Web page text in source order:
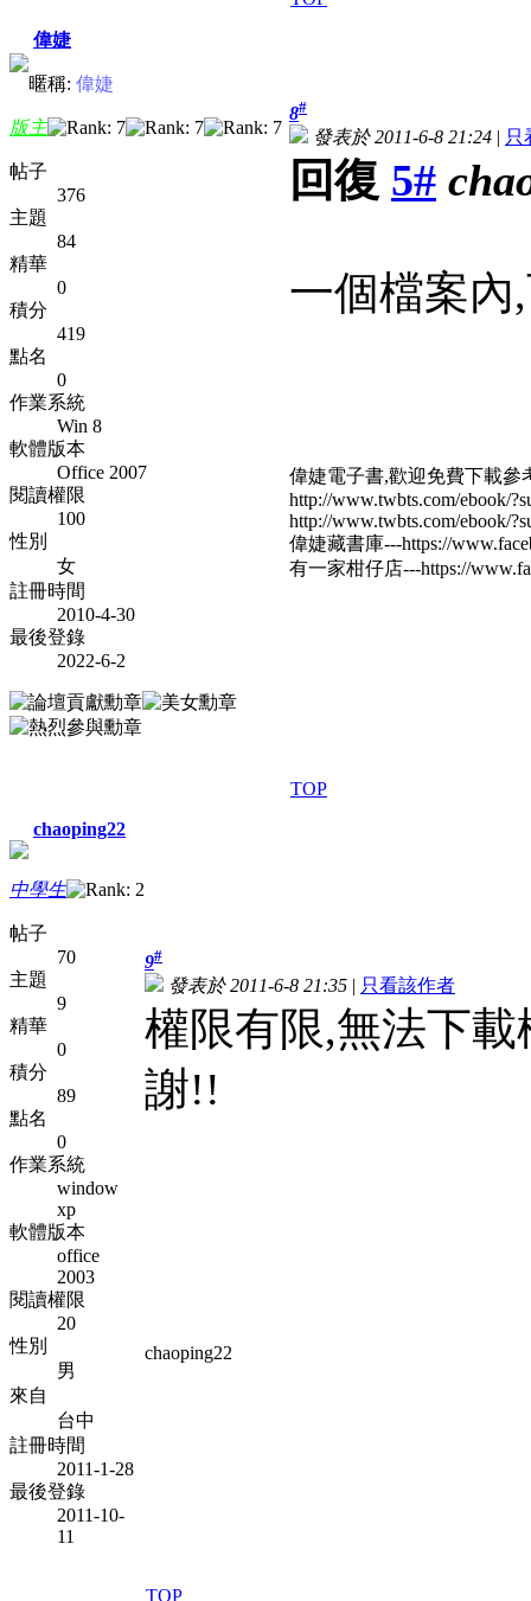
偉婕
暱稱: 偉婕
版主
帖子
376
主題
84
精華
0
積分
419
點名
0
作業系統
Win 8
軟體版本
Office 2007
閱讀權限
100
性別
女
註冊時間
2010-4-30
最後登錄
2022-6-2
8#
發表於 2011-6-8 21:24 | 只
回復 5#
一個檔案內
偉婕電子書,歡迎免費下載參
http://www.twbts.com/ebook/
http://www.twbts.com/ebook/
偉婕藏書庫---https://
有一家柑仔店---https://
TOP
chaoping22
中學生
帖子
70
主題
9
精華
0
積分
89
點名
0
作業系統
window
xp
軟體版本
office
2003
閱讀權限
20
性別
男
來自
台中
註冊時間
2011-1-28
最後登錄
2011-10-
11
9#
發表於 2011-6-8 21:35 | 只看該作者
權限有限,無法下
謝!!
chaoping22
TOP